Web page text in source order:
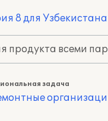
8 для Узбекистана
продукта всеми
задача